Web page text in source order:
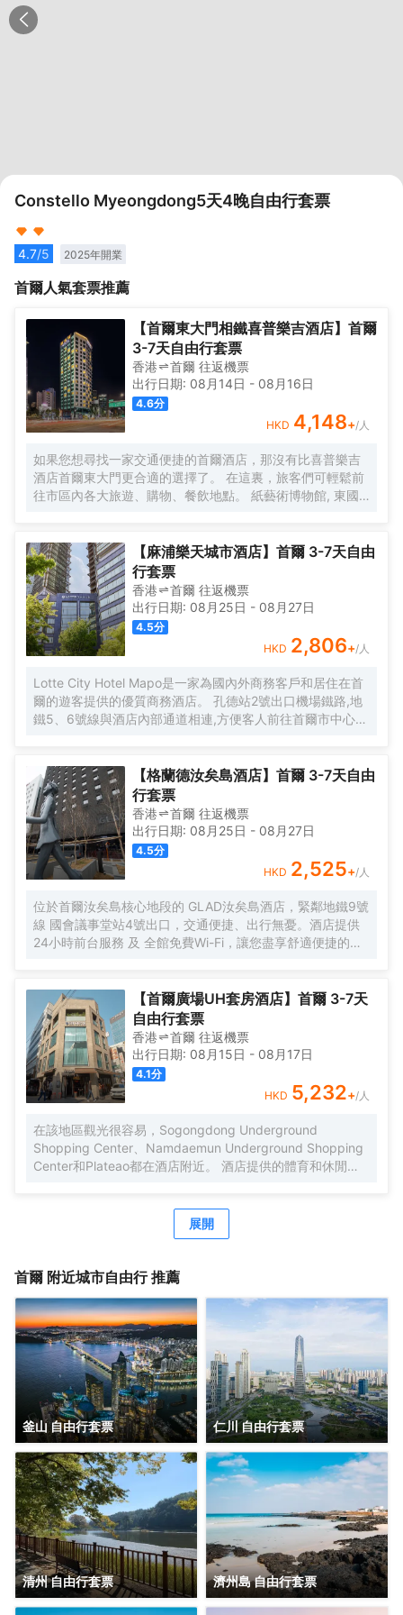
Constello Myeongdong5天4晚自由行套票
4.7/5 2025年開業
首爾人氣套票推薦
【首爾東大門相鐵喜普樂吉酒店】首爾
3-7天自由行套票
香港 首爾 往返機票
出行日期: 08月14日 - 08月16日
4.6分
HKD 4,148+/人
如果您想尋找一家交通便捷的首爾酒店，那沒有比喜普樂吉
酒店首爾東大門更合適的選擇了。 在這裏，旅客們可輕鬆前
往市區內各大旅遊、購物、餐飲地點。 紙藝術博物館, 東國
普遍好評。 酒店的特色服務有無線網絡, 洗衣服務/乾洗, 會
議設施, 保險箱, 接送服務。 喜普樂吉酒店首爾東大門有裝修
精美的客房，每間都配有液晶電視/等離子電視, 空調, 冰箱,
無線上網（免費）。 酒店內的健身中心是忙碌的一天後放鬆
身心的理想去處。 想在首爾尋找舒適又便捷的酒店，就一定
要考慮喜普樂吉酒店首爾東大門，能帶給您賓至如歸的感
覺。
【麻浦樂天城市酒店】首爾 3-7天自由
行套票
香港 首爾 往返機票
出行日期: 08月25日 - 08月27日
4.5分
HKD 2,806+/人
Lotte City Hotel Mapo是一家為國內外商務客戶和居住在首
爾的遊客提供的優質商務酒店。 孔德站2號出口機場鐵路,地
鐵5、6號線與酒店內部通道相連,方便客人前往首爾市中心和
新村、明洞。 Lotte City Hotel Mapo酒店為客人提供舒適的
客房、現代化的餐廳Naru、自然採光的室內游泳池、商務會
議室和健身中心等設施,提供與眾不同的服務,為客人提供舒適
的放鬆和成功的商務環境。
【格蘭德汝矣島酒店】首爾 3-7天自由
行套票
香港 首爾 往返機票
出行日期: 08月25日 - 08月27日
4.5分
HKD 2,525+/人
位於首爾汝矣島核心地段的 GLAD汝矣島酒店，緊鄰地鐵9號
線 國會議事堂站4號出口，交通便捷、出行無憂。酒店提供
24小時前台服務 及 全館免費Wi-Fi，讓您盡享舒適便捷的入
是商務出行還是休閒旅遊，都能滿足您的多樣需求。 清晨可
在一樓餐廳享用豐盛的 自助早餐（供應時間：06:30～
09:30），開啟活力滿滿的一天。傍晚時分，不妨前往本店
特色酒吧 Black Bar，品嚐精選 單一麥芽威士忌，或在14層
的高端日料餐廳 Kappo Aki，細品選用應季食材烹製的正宗
日本料理，體驗味蕾盛宴。 酒店步行 5分鐘可達國會議事
堂，15分鐘可達IFC Mall與The Hyundai Seoul現代百貨，購
物、休閒與商務活動輕鬆切換。前往 金浦國際機場僅需約25
分鐘車程，仁川國際機場約50分鐘車程，是商務與旅行人士
的理想之選。
【首爾廣場UH套房酒店】首爾 3-7天
自由行套票
香港 首爾 往返機票
出行日期: 08月15日 - 08月17日
4.1分
HKD 5,232+/人
在該地區觀光很容易，Sogongdong Underground
Shopping Center、Namdaemun Underground Shopping
Center和Plateao都在酒店附近。 酒店提供的體育和休閒設
展開
首爾 附近城市自由行 推薦
釜山 自由行套票 仁川 自由行套票
清州 自由行套票 濟州島 自由行套票